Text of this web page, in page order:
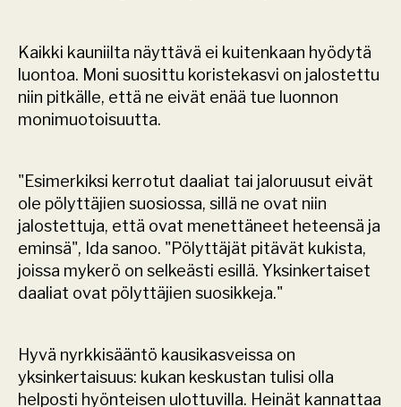
Kaikki kauniilta näyttävä ei kuitenkaan hyödytä
luontoa. Moni suosittu koristekasvi on jalostettu
niin pitkälle, että ne eivät enää tue luonnon
monimuotoisuutta.
"Esimerkiksi kerrotut daaliat tai jaloruusut eivät
ole pölyttäjien suosiossa, sillä ne ovat niin
jalostettuja, että ovat menettäneet heteensä ja
eminsä", Ida sanoo. "Pölyttäjät pitävät kukista,
joissa mykerö on selkeästi esillä. Yksinkertaiset
daaliat ovat pölyttäjien suosikkeja."
Hyvä nyrkkisääntö kausikasveissa on
yksinkertaisuus: kukan keskustan tulisi olla
helposti hyönteisen ulottuvilla. Heinät kannattaa